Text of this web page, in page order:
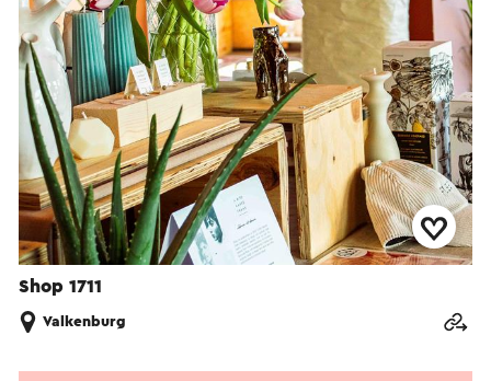
Shop 1711
Valkenburg